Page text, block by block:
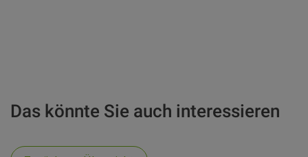
Das könnte Sie auch interessieren